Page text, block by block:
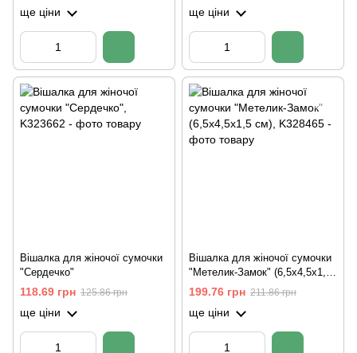
ще ціни ще ціни
Вішалка для жіночої сумочки
"Сердечко"
118.69 грн 125.86 грн
ще ціни
Вішалка для жіночої сумочки
"Метелик-Замок" (6,5х4,5х1,5
см)
199.76 грн 211.86 грн
ще ціни